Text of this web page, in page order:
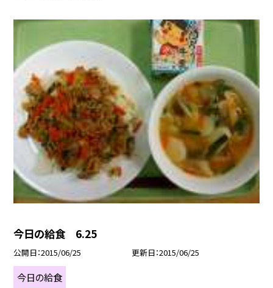
今日の給食 6.25
公開日 2015/06/25 更新日 2015/06/25
今日の給食